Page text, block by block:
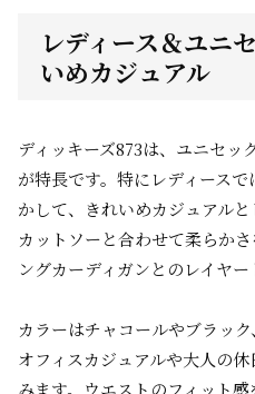
レディース＆ユニ
いめカジュアル
ディッキーズ873は、ユニセッ
が特長です。特にレディース
かして、きれいめカジュアル
カットソーと合わせて柔らか
ングカーディガンとのレイヤー
カラーはチャコールやブラック
オフィスカジュアルや大人の
みます。ウエストのフィット